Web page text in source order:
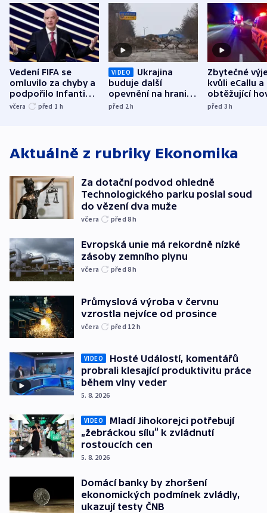
Vedení FIFA se
omluvilo za chyby a
podpořilo Infantina.
UEFA trvá na
včera před 1 h
VIDEO
Ukrajina
buduje další
opevnění na hranici
s Běloruskem
před 2h
Zbytečné
kvůli eCallu a
obtěžující
zdržují
před 3h
Aktuálně z rubriky Ekonomika
Za dotační podvod ohledně
Technologického parku poslal soud
do vězení dva muže
včera před 8h
Evropská unie má rekordně nízké
zásoby zemního plynu
včera před 8h
Průmyslová výroba v červnu
vzrostla nejvíce od prosince
včera před 12 h
VIDEO
Hosté Událostí, komentářů
probrali klesající produktivitu práce
během vlny veder
5. 8. 2026
VIDEO
Mladí Jihokorejci potřebují
„žebráckou sílu“ k zvládnutí
rostoucích cen
5. 8. 2026
Domácí banky by zhoršení
ekonomických podmínek zvládly,
ukazují testy ČNB